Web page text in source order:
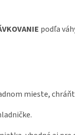
podľa
mieste,